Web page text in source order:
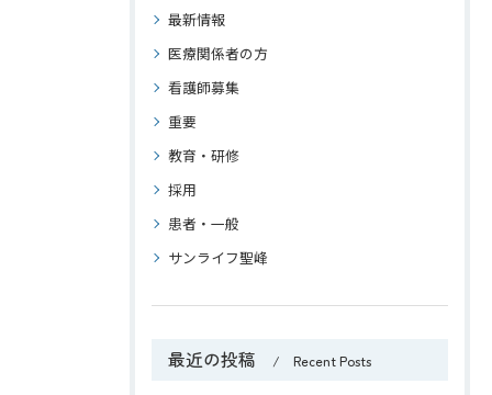
最新情報
医療関係者の方
看護師募集
重要
教育・研修
採用
患者・一般
サンライフ聖峰
最近の投稿 Recent Posts